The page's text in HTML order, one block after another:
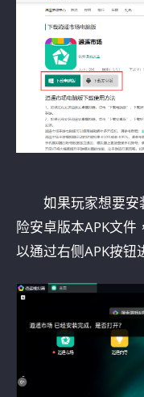
如果玩家想要安
险安卓版本APK文
以通过右侧APK按钮